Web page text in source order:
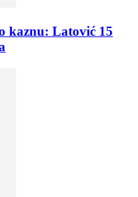
kaznu: Latović 15